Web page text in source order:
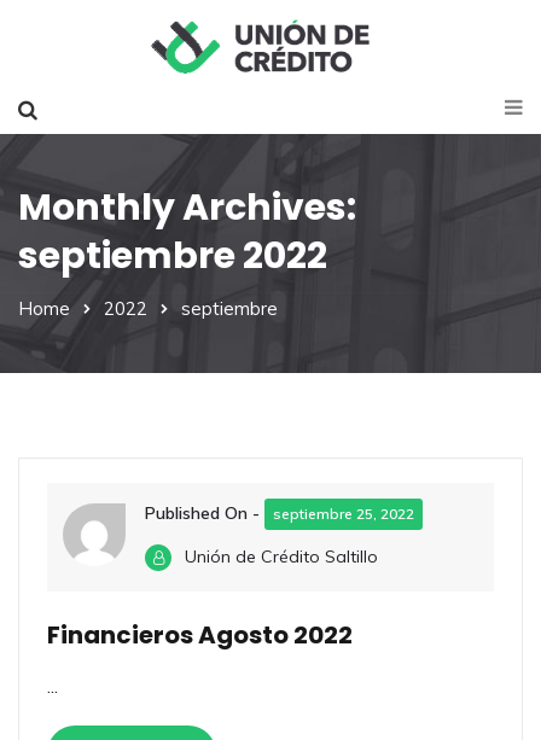
Monthly Archives:
septiembre 2022
Home 2022 septiembre
Published On - septiembre 25, 2022
Unión de Crédito Saltillo
Financieros Agosto 2022
...